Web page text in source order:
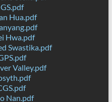
Hua.pdf
Hwa.pdf
Swastika.pdf
Valley.pdf
Nan.pdf